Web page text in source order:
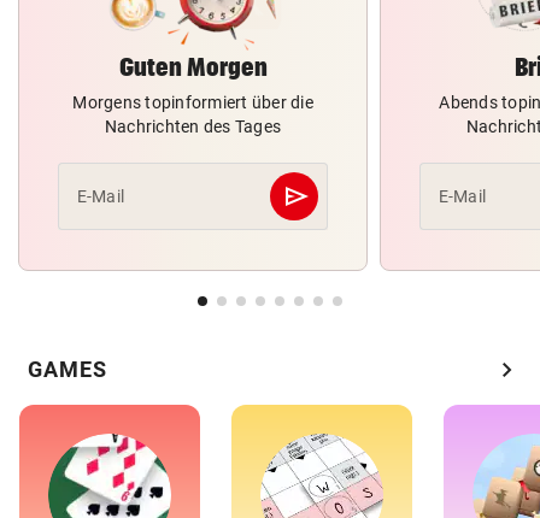
Guten Morgen
Morgens topinformiert über die
Nachrichten des Tages
E-Mail send
Abschicken
Abends
E-Mail
GAMES chevron_right